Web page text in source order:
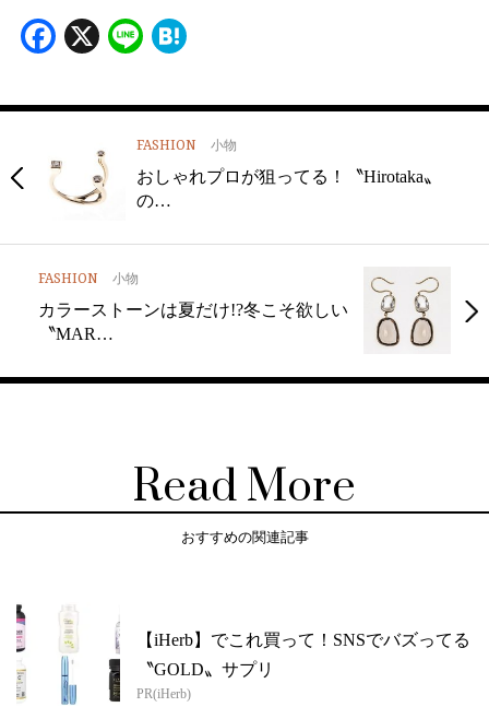
Facebook
X Line
FASHION 小物
おしゃれプロが狙ってる！〝Hirotaka〟
の…
FASHION 小物
カラーストーンは夏だけ!?冬こそ欲しい
〝MAR…
Read More
おすすめの関連記事
【iHerb】でこれ買って！SNSでバズってる
〝GOLD〟サプリ
PR(iHerb)